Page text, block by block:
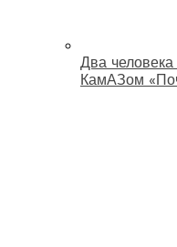
Два
КамАЗом